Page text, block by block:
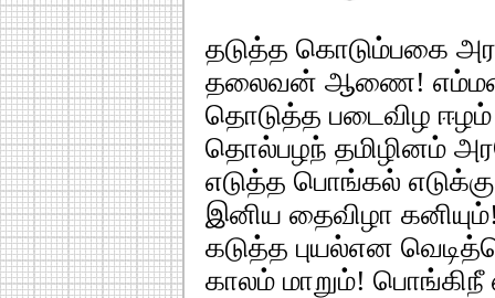
தடுத்த கொடும்பகை
தலைவன் ஆணை!
தொடுத்த படைவிழ
தொல்பழந் தமிழினம்
எடுத்த பொங்கல்
இனிய தைவிழா
கடுத்த புயல்என
காலம் மாறும்!